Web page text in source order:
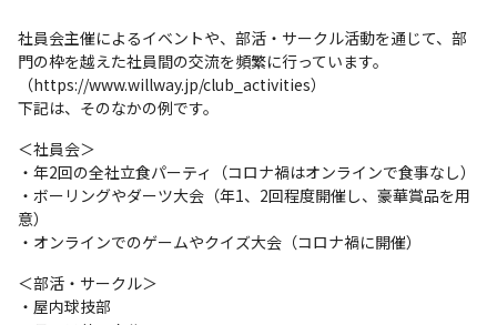
社員会主催によるイベントや、部活・サークル活動を通じて、部
門の枠を越えた社員間の交流を頻繁に行っています。
（https://www.willway.jp/club_activities）
下記は、そのなかの例です。
＜社員会＞
・年2回の全社立食パーティ（コロナ禍はオンラインで食事なし）
・ボーリングやダーツ大会（年1、2回程度開催し、豪華賞品を用
意）
・オンラインでのゲームやクイズ大会（コロナ禍に開催）
＜部活・サークル＞
・屋内球技部